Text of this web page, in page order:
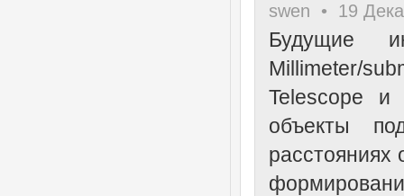
swen • 19
Будущие
Millimeter/
Telescope и
объекты